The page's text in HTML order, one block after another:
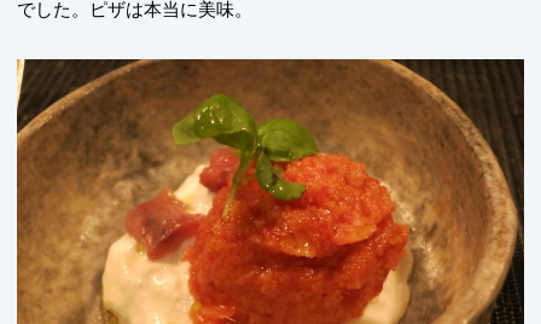
でした。ピザは本当に美味。